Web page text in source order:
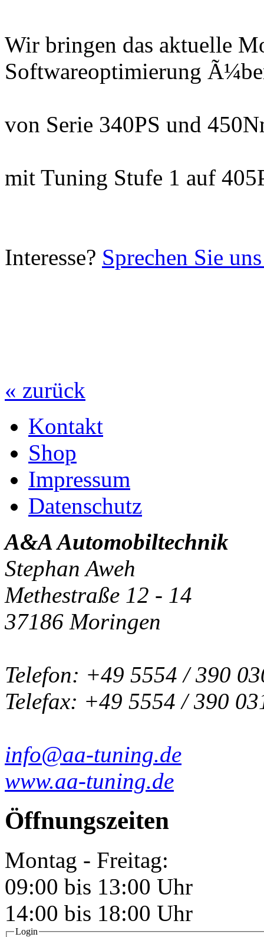
Wir bringen das aktuelle
Softwareoptimierung
von Serie 340PS und
mit Tuning Stufe 1 auf
Interesse? Sprechen Sie
« zurück
Kontakt
Shop
Impressum
Datenschutz
A&A Automobiltechnik
Stephan Aweh
Methestraße 12 - 14
37186 Moringen
Telefon: +49 5554 / 390
Telefax: +49 5554 / 390
info@aa-tuning.de
www.aa-tuning.de
Öffnungszeiten
Montag - Freitag:
09:00 bis 13:00 Uhr
14:00 bis 18:00 Uhr
Login